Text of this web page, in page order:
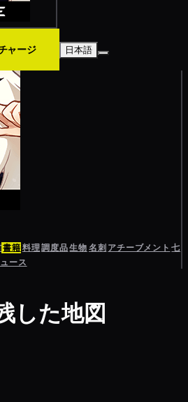
ャージ 日本語
書籍料理調度品生物名刺 アチーブメント 七
ース
した地図